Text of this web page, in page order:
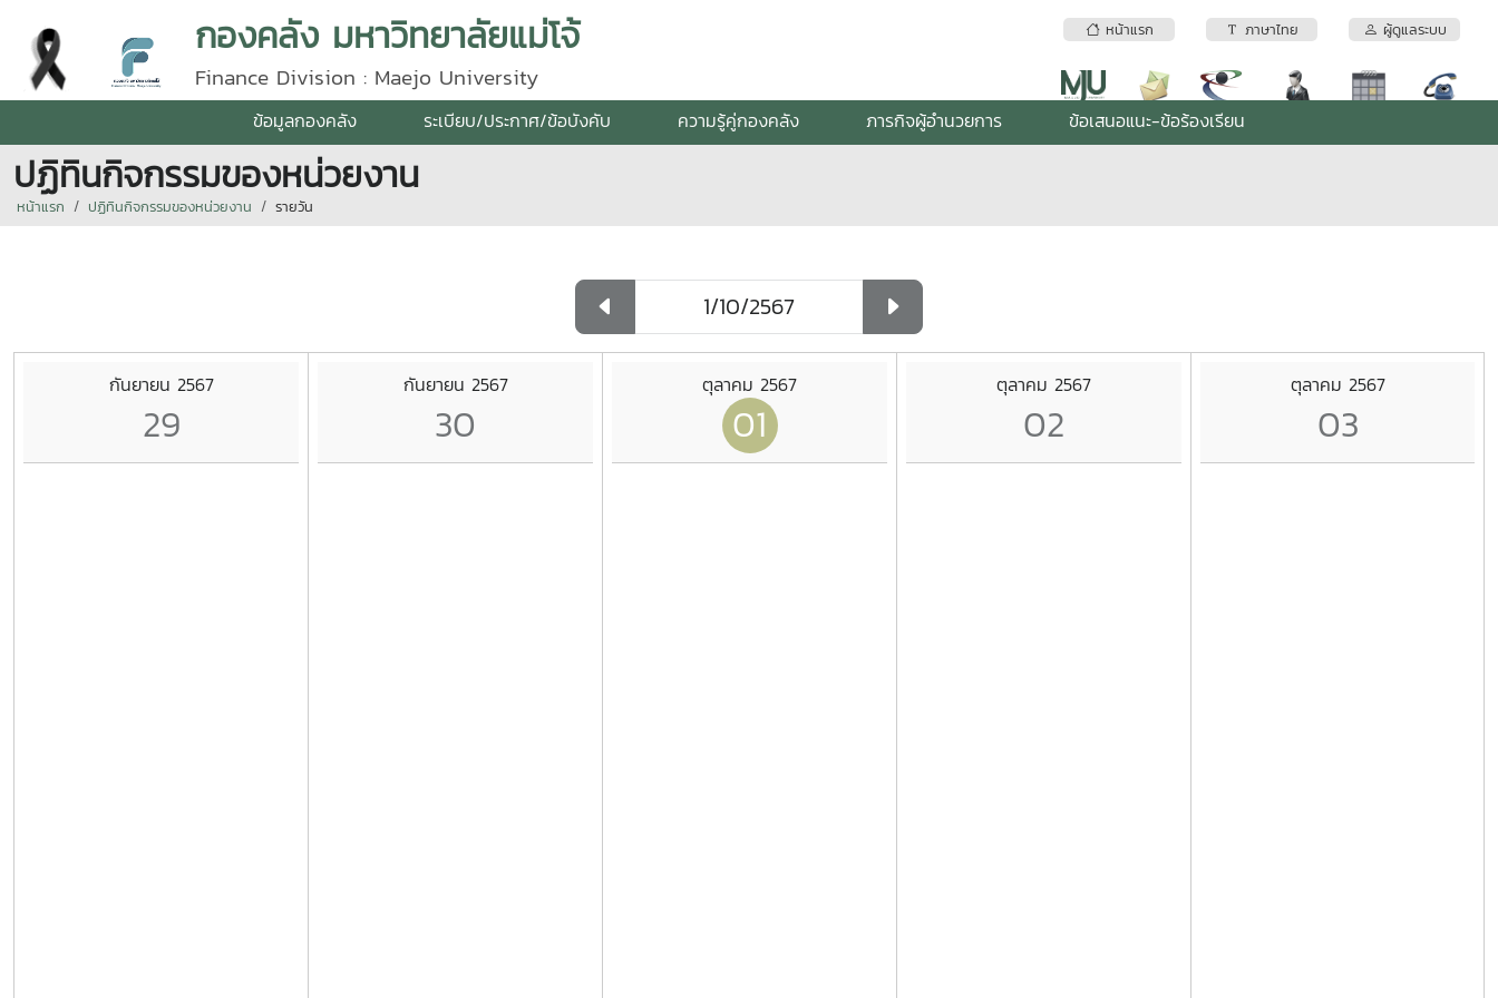
หน้าแรก ภาษาไทย ผู้ดูแลระบบ
กองคลัง มหาวิทยาลัยแม่โจ้
Finance Division : Maejo University
ข้อมูลกองคลัง ระเบียบ/ประกาศ/ข้อบังคับ ความรู้คู่กองคลัง ภารกิจผู้อำนวยการ ข้อเสนอแนะ-ข้อร้องเรียน
ปฏิทินกิจกรรมของหน่วยงาน
หน้าแรก ปฏิทินกิจกรรมของหน่วยงาน รายวัน
กันยายน 2567
29
กันยายน 2567
30
ตุลาคม 2567
01
ตุลาคม 2567
02
ตุลาคม 2567
03